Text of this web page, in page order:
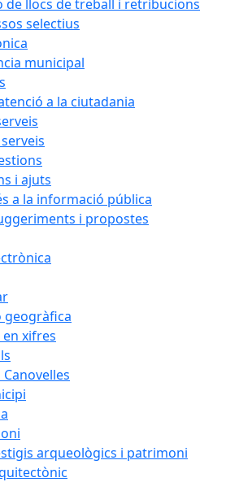
de llocs de treball i retribucions
selectius
municipal
a la ciutadania
i ajuts
a la informació pública
i propostes
xifres
arqueològics i patrimoni